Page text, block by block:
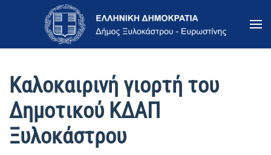
Skip to main content
Kαλοκαιρινή γιορτή του
Δημοτικού ΚΔΑΠ
Ξυλοκάστρου